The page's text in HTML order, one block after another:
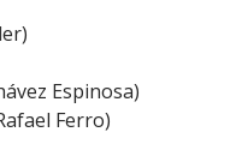
Espinosa)
Ferro)